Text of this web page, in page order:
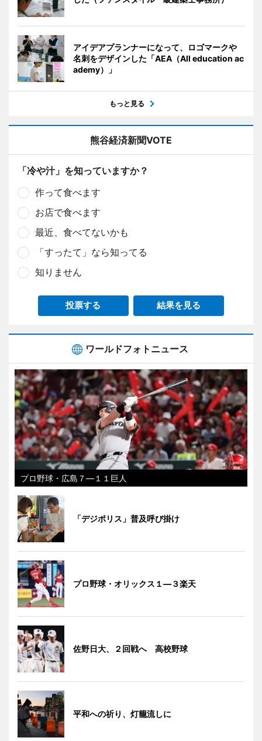
アイデアプランナーになって、ロゴマークや
名刺をデザインした「AEA（All education ac
ademy）」
もっと見る
熊谷経済新聞VOTE
「冷や汁」を知っていますか？
作って食べます
お店で食べます
最近、食べてないかも
「すったて」なら知ってる
知りません
投票する 結果を見る
ワールドフォトニュース
プロ野球・広島７―１１巨人
「デジポリス」普及呼び掛け
プロ野球・オリックス１―３楽天
佐野日大、２回戦へ 高校野球
平和への祈り、灯籠流しに